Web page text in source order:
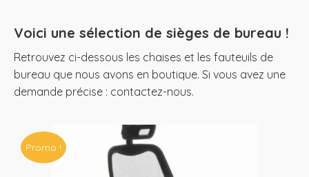
Voici une sélection de sièges de bureau !
Retrouvez ci-dessous les chaises et les fauteuils de
bureau que nous avons en boutique. Si vous avez une
demande précise : contactez-nous.
Promo !